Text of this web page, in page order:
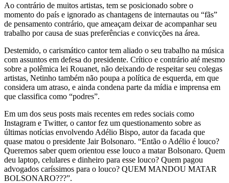
Ao contrário de muitos artistas, tem se posicionado sobre o
momento do país e ignorado as chantagens de internautas ou “fãs”
de pensamento contrário, que ameaçam deixar de acompanhar seu
trabalho por causa de suas preferências e convicções na área.
Destemido, o carismático cantor tem aliado o seu trabalho na música
com assuntos em defesa do presidente. Crítico e contrário até mesmo
sobre a polêmica lei Rouanet, não deixando de respeitar seu colegas
artistas, Netinho também não poupa a política de esquerda, em que
considera um atraso, e ainda condena parte da mídia e imprensa em
que classifica como “podres”.
Em um dos seus posts mais recentes em redes sociais como
Instagram e Twitter, o cantor fez um questionamento sobre as
últimas notícias envolvendo Adélio Bispo, autor da facada que
quase matou o presidente Jair Bolsonaro. “Então o Adélio é louco?
Queremos saber quem orientou esse louco a matar Bolsonaro. Quem
deu laptop, celulares e dinheiro para esse louco? Quem pagou
advogados caríssimos para o louco? QUEM MANDOU MATAR
BOLSONARO???”.